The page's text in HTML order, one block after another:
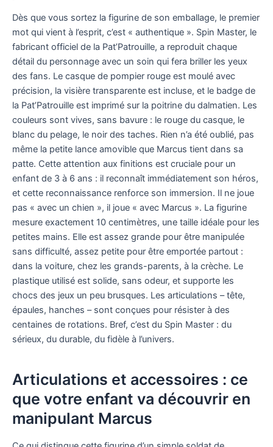
Dès que vous sortez la figurine de son emballage, le premier
mot qui vient à l’esprit, c’est « authentique ». Spin Master, le
fabricant officiel de la Pat’Patrouille, a reproduit chaque
détail du personnage avec un soin qui fera briller les yeux
des fans. Le casque de pompier rouge est moulé avec
précision, la visière transparente est incluse, et le badge de
la Pat’Patrouille est imprimé sur la poitrine du dalmatien. Les
couleurs sont vives, sans bavure : le rouge du casque, le
blanc du pelage, le noir des taches. Rien n’a été oublié, pas
même la petite lance amovible que Marcus tient dans sa
patte. Cette attention aux finitions est cruciale pour un
enfant de 3 à 6 ans : il reconnaît immédiatement son héros,
et cette reconnaissance renforce son immersion. Il ne joue
pas « avec un chien », il joue « avec Marcus ». La figurine
mesure exactement 10 centimètres, une taille idéale pour les
petites mains. Elle est assez grande pour être manipulée
sans difficulté, assez petite pour être emportée partout :
dans la voiture, chez les grands-parents, à la crèche. Le
plastique utilisé est solide, sans odeur, et supporte les
chocs des jeux un peu brusques. Les articulations – tête,
épaules, hanches – sont conçues pour résister à des
centaines de rotations. Bref, c’est du Spin Master : du
sérieux, du durable, du fidèle à l’univers.
Articulations et accessoires : ce
que votre enfant va découvrir en
manipulant Marcus